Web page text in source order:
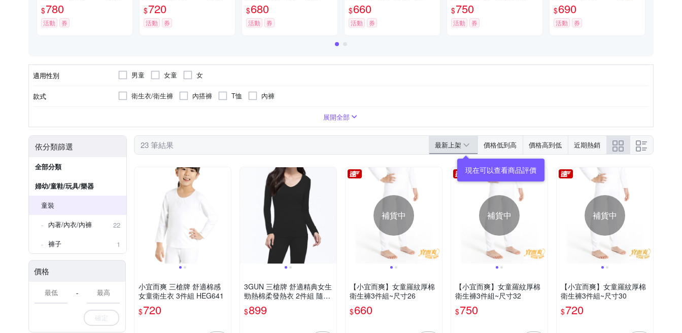
$780
活動 券
$720
活動 券
$680
活動 券
$660
活動 券
$750
活動 券
$690
活動 券
適用性別 男童 女童 女
款式 衛生衣/衛生褲 內搭褲 T恤 內褲
展開全部
依分類篩選
全部分類
婦幼/童鞋/玩具/樂器
童裝
內著/內衣/內褲
22
褲子
1
價格
-
確定
23 筆結果 最新上架 價格低到高 價格高到低 近期熱銷
小宜而爽 三槍牌 舒適棉感
女童衛生衣 3件組 HEG641
$720
3GUN 三槍牌 舒適精典女生
勁熱棉柔發熱衣 2件組 隨機
取色
$899
補貨中
【小宜而爽】女童羅紋厚棉
衛生褲3件組~尺寸26
$660
補貨中
【小宜而爽】女童羅紋厚棉
衛生褲3件組~尺寸32
$750
補貨中
【小宜而爽】女童羅紋厚棉
衛生褲3件組~尺寸30
$720